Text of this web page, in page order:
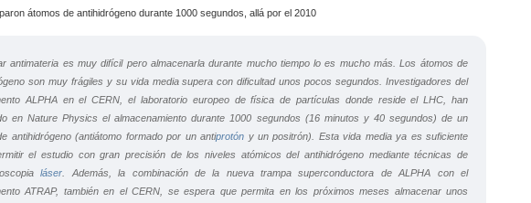
de antihidrógeno durante 1000 segundos, allá por el 2010
antimateria es muy difícil pero almacenarla durante mucho tiempo lo es mucho más. Los átomos de
son muy frágiles y su vida media supera con dificultad unos pocos segundos. Investigadores del
ALPHA en el CERN, el laboratorio europeo de física de partículas donde reside el LHC, han
enNature Physics el almacenamiento durante 1000 segundos (16 minutos y 40 segundos) de un
antihidrógeno (antiátomo formado por un antiprotón y un positrón). Esta vida media ya es suficiente
el estudio con gran precisión de los niveles atómicos del antihidrógeno mediante técnicas de
láser . Además, la combinación de la nueva trampa superconductora de ALPHA con el
ATRAP, también en el CERN, se espera que permita en los próximos meses almacenar unos